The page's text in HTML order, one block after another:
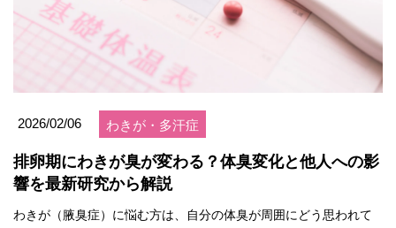
2026/02/06 わきが・多汗症
排卵期にわきが臭が変わる？体臭変化と他人への影
響を最新研究から解説
わきが（腋臭症）に悩む方は、自分の体臭が周囲にどう思われて